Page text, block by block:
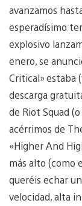
avanzamos
esperadísimo
explosivo
enero, se
Critical» estaba
descarga
de Riot Squad
acérrimos de
«Higher And
más alto (como
queréis echar
velocidad, alta